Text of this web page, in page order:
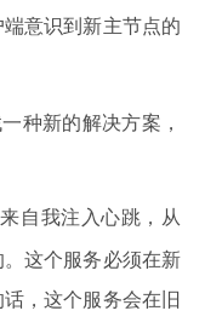
意识到新主节点的
种新的解决方案，
自我注入心跳，从
。这个服务必须在新
，这个服务会在旧